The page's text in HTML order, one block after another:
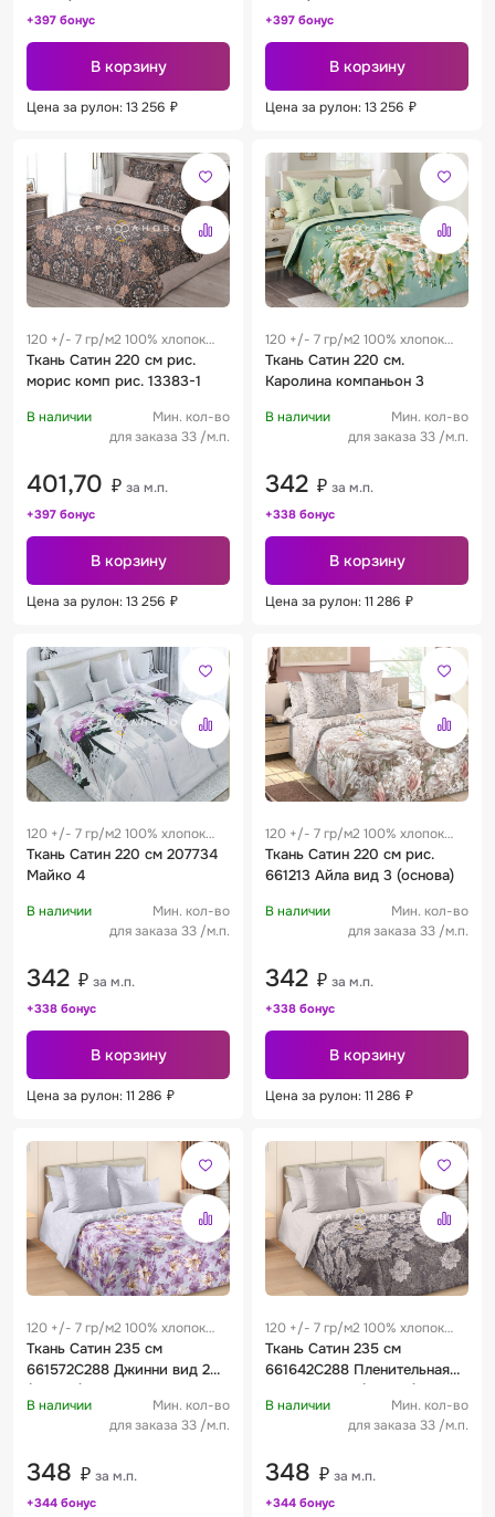
+397 бонус
В корзину
Цена за рулон: 13 256 ₽
+397 бонус
В корзину
Цена за рулон: 13 256 ₽
120 +/- 7 гр/м2 100% хлопок
0.22 м
Ткань Сатин 220 см рис.
морис комп рис. 13383-1
В наличии
Мин. кол-во
для заказа 33 /м.п.
401,70 ₽ за м.п.
+397 бонус
В корзину
Цена за рулон: 13 256 ₽
120 +/- 7 гр/м2 100% хлопок
0.25 м
Ткань Сатин 220 см.
Каролина компаньон 3
В наличии
Мин. кол-во
для заказа 33 /м.п.
342 ₽ за м.п.
+338 бонус
В корзину
Цена за рулон: 11 286 ₽
120 +/- 7 гр/м2 100% хлопок
0.25 м
Ткань Сатин 220 см 207734
Майко 4
В наличии
Мин. кол-во
для заказа 33 /м.п.
342 ₽ за м.п.
+338 бонус
В корзину
Цена за рулон: 11 286 ₽
120 +/- 7 гр/м2 100% хлопок
0.25 м
Ткань Сатин 220 см рис.
661213 Айла вид 3 (основа)
В наличии
Мин. кол-во
для заказа 33 /м.п.
342 ₽ за м.п.
+338 бонус
В корзину
Цена за рулон: 11 286 ₽
120 +/- 7 гр/м2 100% хлопок
0.25 м
Ткань Сатин 235 см
661572С288 Джинни вид 2
(основа) фиолетовый
В наличии
Мин. кол-во
для заказа 33 /м.п.
348 ₽ за м.п.
+344 бонус
120 +/- 7 гр/м2 100% хлопок
0.25 м
Ткань Сатин 235 см
661642С288 Пленительная
грация вид 2 (основа)
В наличии
Мин. кол-во
для заказа 33 /м.п.
348 ₽ за м.п.
+344 бонус